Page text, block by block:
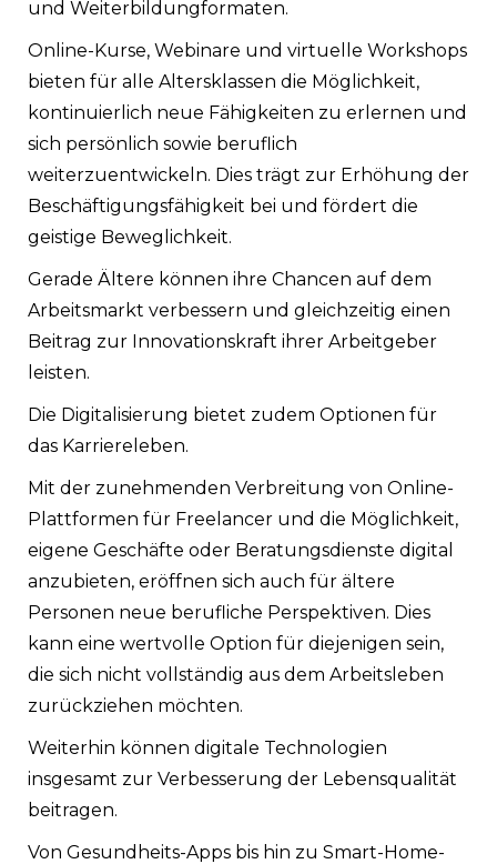
und Weiterbildungformaten.
Online-Kurse, Webinare und virtuelle Workshops
bieten für alle Altersklassen die Möglichkeit,
kontinuierlich neue Fähigkeiten zu erlernen und
sich persönlich sowie beruflich
weiterzuentwickeln. Dies trägt zur Erhöhung der
Beschäftigungsfähigkeit bei und fördert die
geistige Beweglichkeit.
Gerade Ältere können ihre Chancen auf dem
Arbeitsmarkt verbessern und gleichzeitig einen
Beitrag zur Innovationskraft ihrer Arbeitgeber
leisten.
Die Digitalisierung bietet zudem Optionen für
das Karriereleben.
Mit der zunehmenden Verbreitung von Online-
Plattformen für Freelancer und die Möglichkeit,
eigene Geschäfte oder Beratungsdienste digital
anzubieten, eröffnen sich auch für ältere
Personen neue berufliche Perspektiven. Dies
kann eine wertvolle Option für diejenigen sein,
die sich nicht vollständig aus dem Arbeitsleben
zurückziehen möchten.
Weiterhin können digitale Technologien
insgesamt zur Verbesserung der Lebensqualität
beitragen.
Von Gesundheits-Apps bis hin zu Smart-Home-